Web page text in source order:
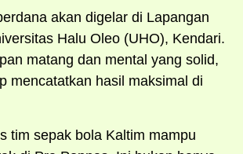
akan digelar di Lapangan
Halu Oleo (UHO), Kendari.
matang dan mental yang solid,
mencatatkan hasil maksimal di
tim sepak bola Kaltim mampu